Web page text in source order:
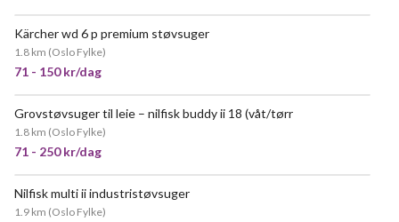
Kärcher wd 6 p premium støvsuger
1.8 km (Oslo Fylke)
71 - 150 kr/dag
POPULÆR
Grovstøvsuger til leie – nilfisk buddy ii 18 (våt/tørr
1.8 km (Oslo Fylke)
71 - 250 kr/dag
Nilfisk multi ii industristøvsuger
1.9 km (Oslo Fylke)